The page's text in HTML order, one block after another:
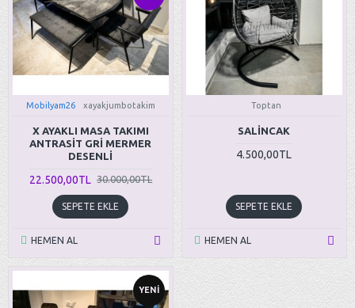
Mobilyam26 xayakjumbotakim
X AYAKLI MASA TAKIMI
ANTRASİT GRİ MERMER
DESENLİ
22.500,00TL 30.000,00TL
SEPETE EKLE
HEMEN AL
Toptan
SALINCAK
4.500,00TL
SEPETE EKLE
HEMEN AL
YENI